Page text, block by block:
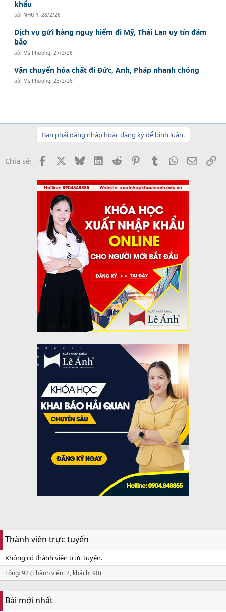
khẩu
bởi NHU Y, 28/2/26
Dịch vụ gửi hàng nguy hiểm đi Mỹ, Thái Lan uy tín đảm
bảo
bởi Ms Phương, 27/2/26
Vận chuyển hóa chất đi Đức, Anh, Pháp nhanh chóng
bởi Ms Phương, 23/2/26
Bạn phải đăng nhập hoặc đăng ký để bình luận.
Chia sẻ: Facebook BlueskyLinkedInReddit PinterestTumblrWhatsApp
Email
Thành viên trực tuyến
Không có thành viên trực tuyến.
Tổng: 92 (Thành viên: 2, khách: 90)
Bài mới nhất